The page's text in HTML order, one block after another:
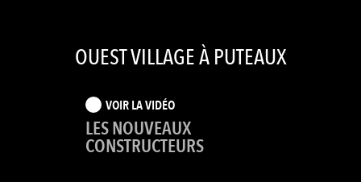
OUEST VILLAGE À PUTEAUX
VOIR LA VIDÉO
LES NOUVEAUX
CONSTRUCTEURS